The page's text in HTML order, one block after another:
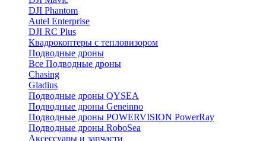
DJI Phantom
Autel Enterprise
DJI RC Plus
Квадрокоптеры с тепловизором
Подводные дроны
Все Подводные дроны
Chasing
Gladius
Подводные дроны QYSEA
Подводные дроны Geneinno
Подводные дроны POWERVISION PowerRay
Подводные дроны RoboSea
Аксессуары и запчасти